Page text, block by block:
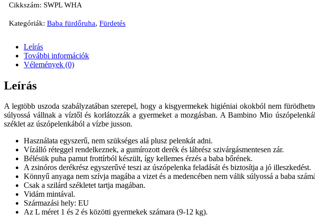
Cikkszám: SWPL WHA
Kategóriák: Baba fürdőruha, Fürdetés
Leírás
További információk
Vélemények (0)
Leírás
A legtöbb uszoda szabályzatában szerepel, hogy a kisgyermekek higiéniai okokból nem
súlyossá vállnak a víztől és korlátozzák a gyermeket a mozgásban. A Bambino Mio
széklet az úszópelenkából a vízbe jusson.
Használata egyszerű, nem szükséges alá plusz pelenkát adni.
Vízálló réteggel rendelkeznek, a gumírozott derék és lábrész szivárgásmentesen zár.
Bélésük puha pamut frottírból készült, így kellemes érzés a baba bőrének.
A zsinóros derékrész egyszerűvé teszi az úszópelenka feladását és biztosítja a jó illeszkedést.
Könnyű anyaga nem szívja magába a vizet és a medencében nem válik súlyossá a baba
Csak a szilárd székletet tartja magában.
Vidám mintával.
Származási hely: EU
Az L méret 1 és 2 és közötti gyermekek számara (9-12 kg).